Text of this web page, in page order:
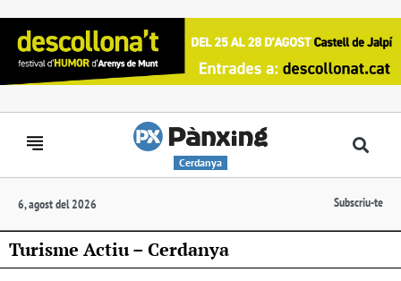
Cerdanya
6, agost del 2026 Subscriu-te
Turisme Actiu – Cerdanya